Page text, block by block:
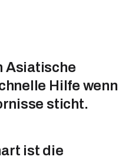
Asiatische
Hilfe wenn
sticht.
ist die